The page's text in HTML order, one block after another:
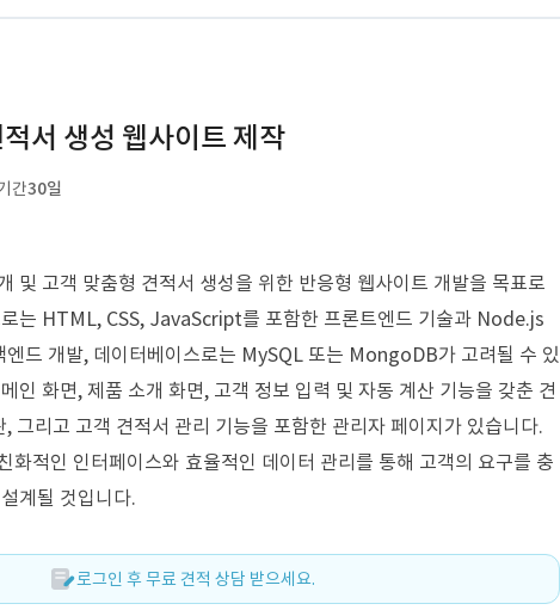
서 생성 웹사이트 제작
간30일
및 고객 맞춤형 견적서 생성을 위한 반응형 웹사이트 개발을 목표로
는 HTML, CSS, JavaScript를 포함한 프론트엔드 기술과 Node.js
드 개발, 데이터베이스로는 MySQL 또는 MongoDB가 고려될 수 있
인 화면, 제품 소개 화면, 고객 정보 입력 및 자동 계산 기능을 갖춘 견
그리고 고객 견적서 관리 기능을 포함한 관리자 페이지가 있습니다.
화적인 인터페이스와 효율적인 데이터 관리를 통해 고객의 요구를 충
계될 것입니다.
로그인 후 무료 견적 상담 받으세요.